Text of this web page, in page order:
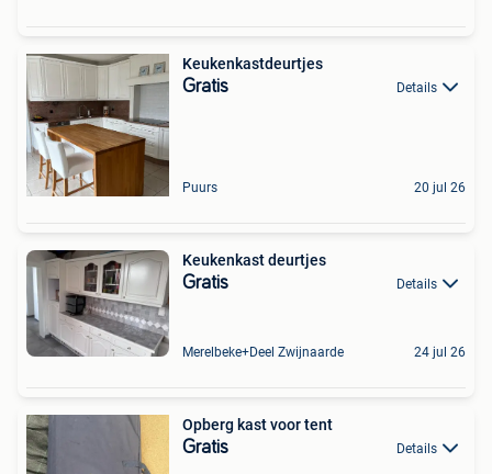
Keukenkastdeurtjes
Gratis Details
Puurs 20 jul 26
Keukenkast deurtjes
Gratis Details
Merelbeke+Deel Zwijnaarde 24 jul 26
Opberg kast voor tent
Gratis Details